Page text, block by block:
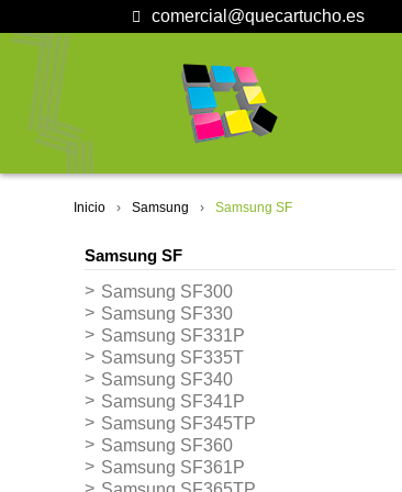
comercial@quecartucho.es
Inicio Samsung Samsung SF
Samsung SF
Samsung SF300
Samsung SF330
Samsung SF331P
Samsung SF335T
Samsung SF340
Samsung SF341P
Samsung SF345TP
Samsung SF360
Samsung SF361P